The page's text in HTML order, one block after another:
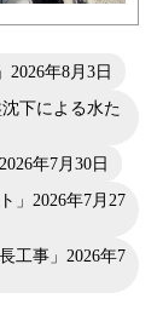
2026年8月3日
下による水た
2026年7月30日
」 2026年7月27
工事」 2026年7